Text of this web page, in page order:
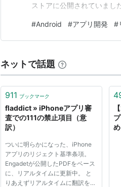
ストアに公開されていまし
多いように感じます。（体
２〜３時…
#Android #アプリ開発 #
ネットで話題
911 ブックマーク
fladdict » iPhoneアプリ審
査での111の禁止項目（意
訳）
ついに明らかになった、iPhone
アプリのリジェクト基準条項。
Engadetが公開したPDFをベース
に、リアルタイムに更新中。 と
りあえずリアルタイムに翻訳を作